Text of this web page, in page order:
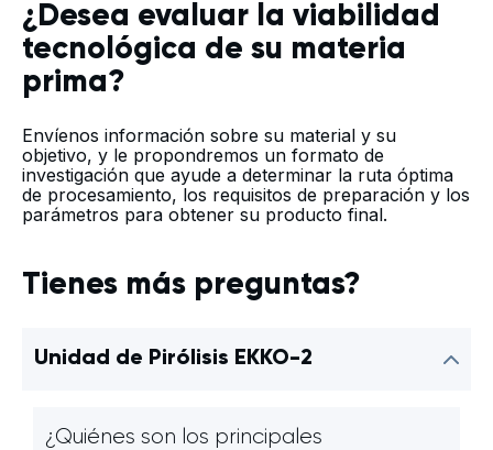
¿Desea evaluar la viabilidad
tecnológica de su materia
prima?
Envíenos información sobre su material y su
objetivo, y le propondremos un formato de
investigación que ayude a determinar la ruta óptima
de procesamiento, los requisitos de preparación y los
parámetros para obtener su producto final.
Tienes más preguntas?
Unidad de Pirólisis EKKO-2
¿Quiénes son los principales